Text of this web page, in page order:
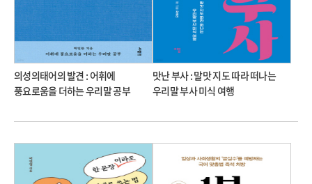
의성의태어의 발견 : 어휘에
풍요로움을 더하는 우리말 공부
맛난 부사 : 말맛 지도 따라 떠나는
우리말 부사 미식 여행